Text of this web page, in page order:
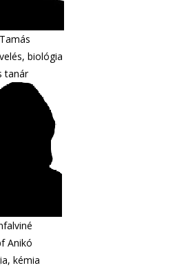
biológia
tanár
Anikó
kémia